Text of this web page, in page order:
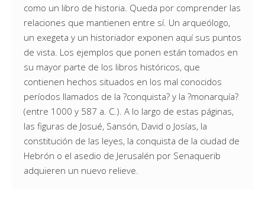
como un libro de historia. Queda por comprender las
relaciones que mantienen entre sí. Un arqueólogo,
un exegeta y un historiador exponen aquí sus puntos
de vista. Los ejemplos que ponen están tomados en
su mayor parte de los libros históricos, que
contienen hechos situados en los mal conocidos
períodos llamados de la ?conquista? y la ?monarquía?
(entre 1000 y 587 a. C.). A lo largo de estas páginas,
las figuras de Josué, Sansón, David o Josías, la
constitución de las leyes, la conquista de la ciudad de
Hebrón o el asedio de Jerusalén por Senaquerib
adquieren un nuevo relieve.